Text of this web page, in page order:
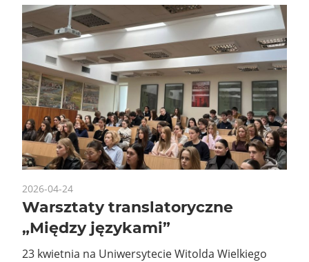
2026-04-24
Warsztaty translatoryczne
„Między językami”
23 kwietnia na Uniwersytecie Witolda Wielkiego